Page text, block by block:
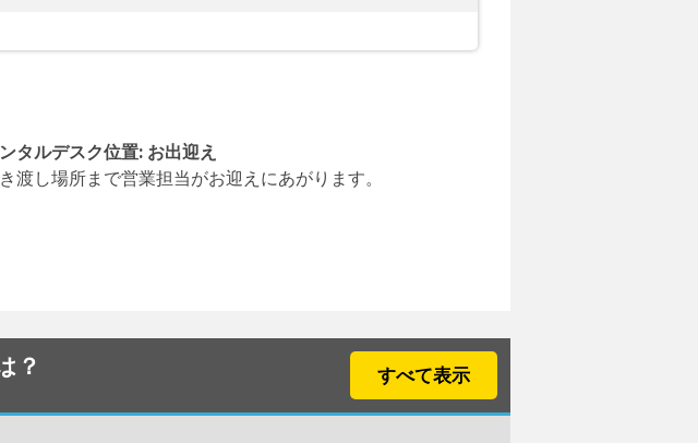
タルデスク位置: お出迎え
渡し場所まで営業担当がお迎えにあがります。
？ すべて表示